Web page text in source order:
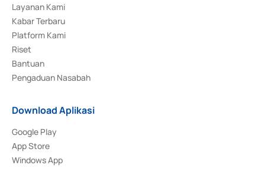
Layanan Kami
Kabar Terbaru
Platform Kami
Riset
Bantuan
Pengaduan Nasabah
Download Aplikasi
Google Play
App Store
Windows App